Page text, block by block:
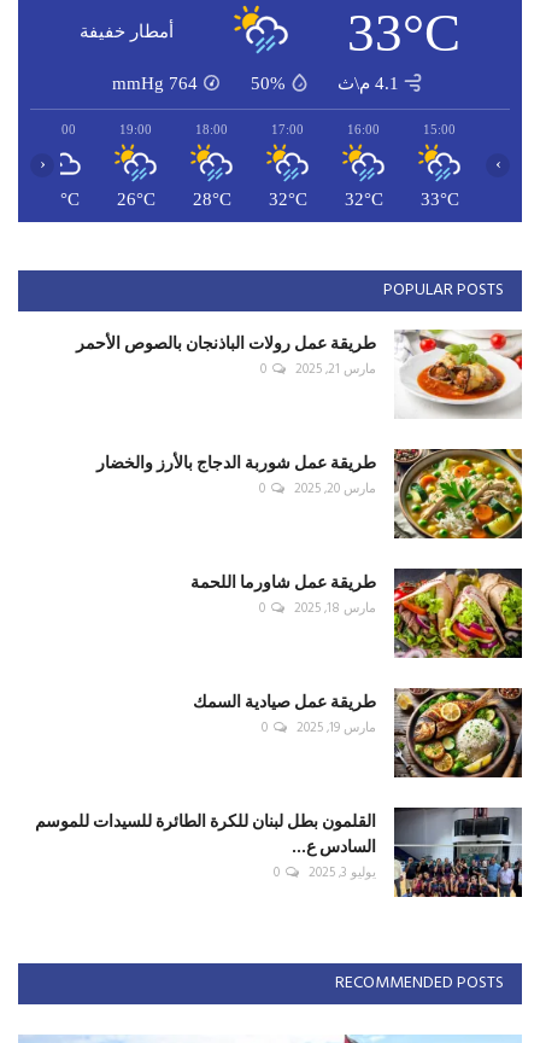
33°C أمطار خفيفة
4.1 م\ث 50%
764
mmHg
15:00
33°C
16:00
32°C
17:00
32°C
18:00
28°C
19:00
26°C
20:00
26°C
‹ ›
POPULAR POSTS
طريقة عمل رولات الباذنجان بالصوص الأحمر
مارس 21, 2025 0
طريقة عمل شوربة الدجاج بالأرز والخضار
مارس 20, 2025 0
طريقة عمل شاورما اللحمة
مارس 18, 2025 0
طريقة عمل صيادية السمك
مارس 19, 2025 0
القلمون بطل لبنان للكرة الطائرة للسيدات للموسم
السادس ع...
يوليو 3, 2025 0
RECOMMENDED POSTS